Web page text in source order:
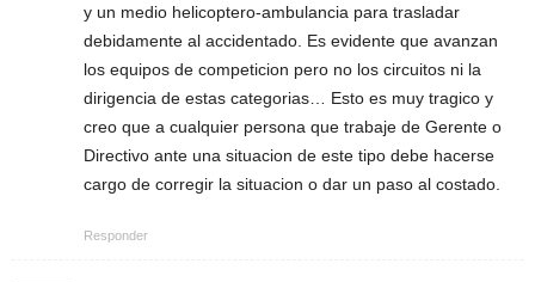
y un medio helicoptero-ambulancia para trasladar
debidamente al accidentado. Es evidente que avanzan
los equipos de competicion pero no los circuitos ni la
dirigencia de estas categorias… Esto es muy tragico y
creo que a cualquier persona que trabaje de Gerente o
Directivo ante una situacion de este tipo debe hacerse
cargo de corregir la situacion o dar un paso al costado.
Responder